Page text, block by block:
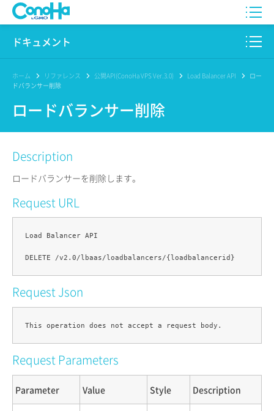
WING
Pencil
サービス一覧
サポート
ドキュメント
このサイトについて
プロダクト
リファレンス
リリースノート
ホーム リファレンス 公開API(ConoHa VPS Ver.3.0) Load Balancer API
ロー
ドバランサー削除
ロードバランサー削除
Description
ロードバランサーを削除します。
Request URL
Load Balancer API
Request Json
Request Parameters
Parameter Value Style Description